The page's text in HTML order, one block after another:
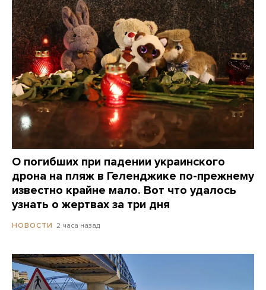
О погибших при падении украинского
дрона на пляж в Геленджике по-прежнему
известно крайне мало. Вот что удалось
узнать о жертвах за три дня
НОВОСТИ 2 часа назад